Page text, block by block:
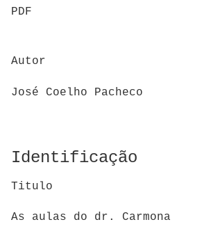
PDF
Autor
José Coelho Pacheco
Identificação
Titulo
As aulas do dr. Carmona